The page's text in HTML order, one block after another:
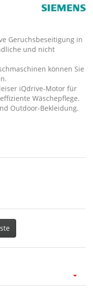
Geruchsbeseitigung in
und nicht
können Sie
iQdrive-Motor für
Wäschepflege.
Outdoor-Bekleidung.